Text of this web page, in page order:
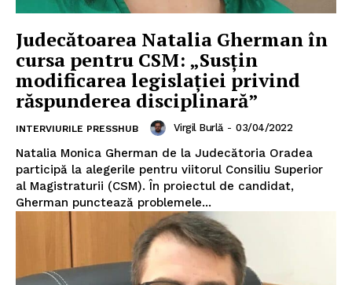
Un proiect
FREEDOM HOUSE ROMÂNIA
PRESShub
Despre noi / Echipa
Proiecte editoriale
Judecătoarea Natalia Gherman în
cursa pentru CSM: „Susțin
modificarea legislației privind
răspunderea disciplinară”
INTERVIURILE PRESSHUB Virgil Burlă - 03/04/2022
Natalia Monica Gherman de la Judecătoria Oradea
participă la alegerile pentru viitorul Consiliu Superior
al Magistraturii (CSM). În proiectul de candidat,
Gherman punctează problemele...